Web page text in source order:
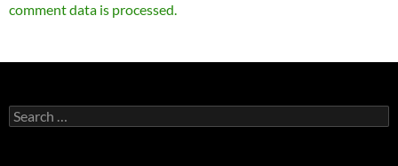
comment data is processed.
Search
for: